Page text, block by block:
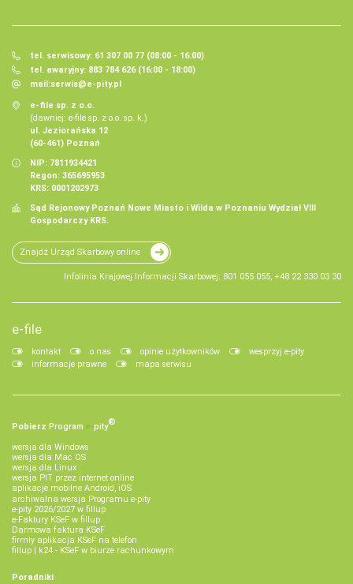
tel. serwisowy: 61 307 00 77 (08:00 - 16:00)
tel. awaryjny: 883 784 626 (16:00 - 18:00)
mail:serwis@e-pity.pl
e-file sp. z o.o.
(dawniej: e-file sp. z o.o. sp. k.)
ul. Jeziorańska 12
(60-461) Poznań
NIP: 7811934421
Regon: 365695953
KRS: 0001202973
Sąd Rejonowy Poznań Nowe Miasto i Wilda w Poznaniu Wydział VIII
Gospodarczy KRS.
Znajdź Urząd Skarbowy online
Infolinia Krajowej Informacji Skarbowej: 801 055 055, +48 22 330 03 30
e-file
kontakt o nas opinie użytkowników
wesprzyj e-pity
informacje prawne
mapa serwisu
Pobierz Program e‑pity®
wersja dla Windows
wersja dla Mac OS
wersja dla Linux
wersja PIT przez internet online
aplikacje mobilne Android, iOS
archiwalna wersja Programu e-pity
e-pity 2026/2027 w fillup
e‑Faktury KSeF w fillup
Darmowa faktura KSeF
firmly aplikacja KSeF na telefon
fillup | k24 - KSeF w biurze rachunkowym
Poradniki